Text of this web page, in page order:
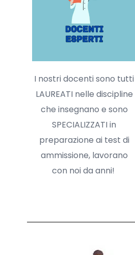
I nostri docenti sono tutti
LAUREATI nelle discipline
che insegnano e sono
SPECIALIZZATI in
preparazione ai test di
ammissione, lavorano
con noi da anni!